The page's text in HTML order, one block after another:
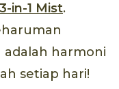
in-1 Mist.
adalah harmoni
setiap hari!